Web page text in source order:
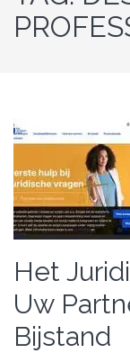
Het
Uw
Bijstand